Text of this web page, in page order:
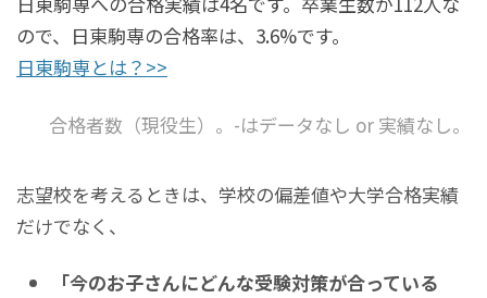
ので、日東駒専の合格率は、3.6%です。
日東駒専とは？>>
合格者数（現役生）。-はデータなし or 実績なし。
志望校を考えるときは、学校の偏差値や大学合格実績
だけでなく、
「今のお子さんにどんな受験対策が合っている